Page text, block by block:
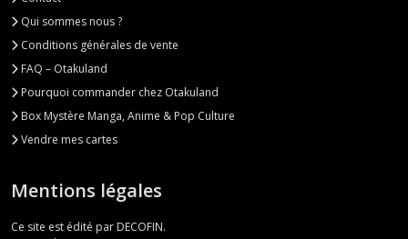
Qui sommes nous ?
Conditions générales de vente
FAQ – Otakuland
Pourquoi commander chez Otakuland
Box Mystère Manga, Anime & Pop Culture
Vendre mes cartes
Mentions légales
Ce site est édité par DECOFIN.